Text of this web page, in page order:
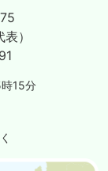
）
15分